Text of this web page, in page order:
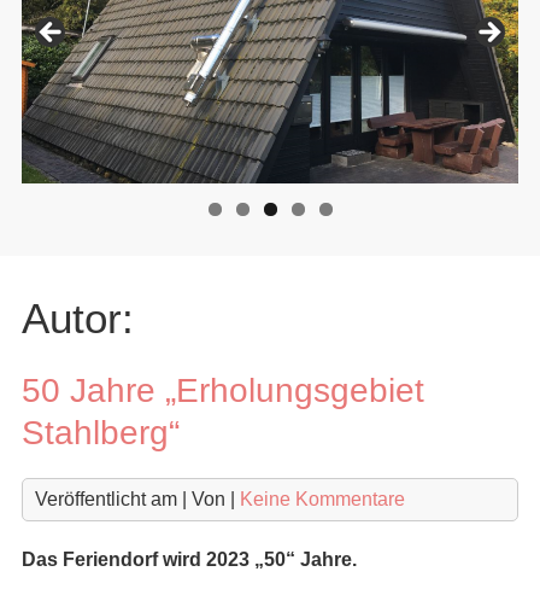
Autor:
50 Jahre „Erholungsgebiet
Stahlberg“
Veröffentlicht am | Von Keine Kommentare
Das Feriendorf wird 2023 „50“ Jahre.